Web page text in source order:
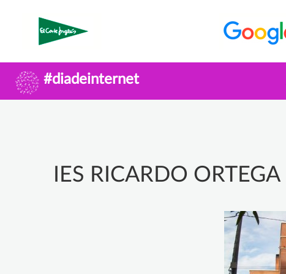
#diadeinternet
IES RICARDO ORTEGA